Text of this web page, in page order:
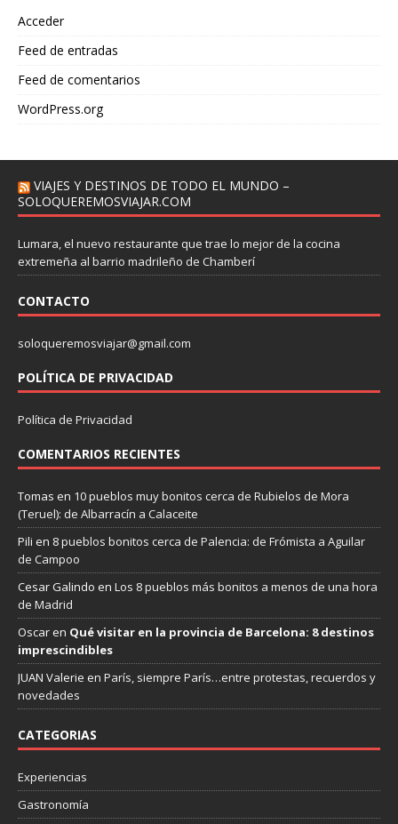
Acceder
Feed de entradas
Feed de comentarios
WordPress.org
VIAJES Y DESTINOS DE TODO EL MUNDO –
SOLOQUEREMOSVIAJAR.COM
Lumara, el nuevo restaurante que trae lo mejor de la cocina
extremeña al barrio madrileño de Chamberí
CONTACTO
soloqueremosviajar@gmail.com
POLÍTICA DE PRIVACIDAD
Política de Privacidad
COMENTARIOS RECIENTES
Tomas en 10 pueblos muy bonitos cerca de Rubielos de Mora
(Teruel): de Albarracín a Calaceite
Pili en 8 pueblos bonitos cerca de Palencia: de Frómista a Aguilar
de Campoo
Cesar Galindo en Los 8 pueblos más bonitos a menos de una hora
de Madrid
Oscaren Qué visitar en la provincia de Barcelona: 8 destinos
imprescindibles
JUAN Valerie en París, siempre París…entre protestas, recuerdos y
novedades
CATEGORIAS
Experiencias
Gastronomía